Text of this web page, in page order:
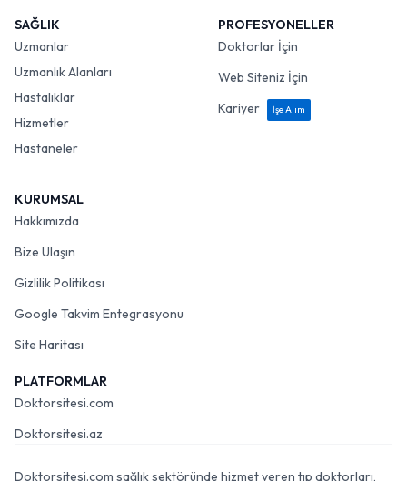
SAĞLIK
Uzmanlar
Uzmanlık Alanları
Hastalıklar
Hizmetler
Hastaneler
PROFESYONELLER
Doktorlar İçin
Web Siteniz İçin
Kariyer
İşe Alım
KURUMSAL
Hakkımızda
Bize Ulaşın
Gizlilik Politikası
Google Takvim Entegrasyonu
Site Haritası
PLATFORMLAR
Doktorsitesi.com
Doktorsitesi.az
Doktorsitesi.com sağlık sektöründe hizmet veren tıp doktorları,